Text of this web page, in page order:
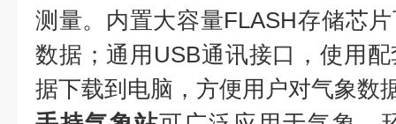
测量。内置大容量FLASH存储芯
数据；通用USB通讯接口，使用
据下载到电脑，方便用户对气象数